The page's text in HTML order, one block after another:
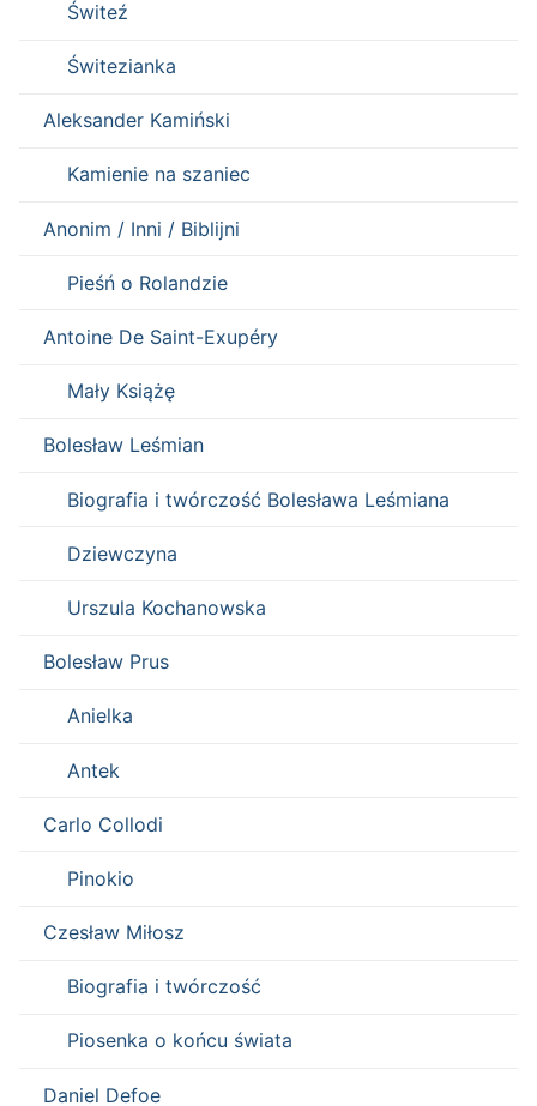
Świteź
Świtezianka
Aleksander Kamiński
Kamienie na szaniec
Anonim / Inni / Biblijni
Pieśń o Rolandzie
Antoine De Saint-Exupéry
Mały Książę
Bolesław Leśmian
Biografia i twórczość Bolesława Leśmiana
Dziewczyna
Urszula Kochanowska
Bolesław Prus
Anielka
Antek
Carlo Collodi
Pinokio
Czesław Miłosz
Biografia i twórczość
Piosenka o końcu świata
Daniel Defoe